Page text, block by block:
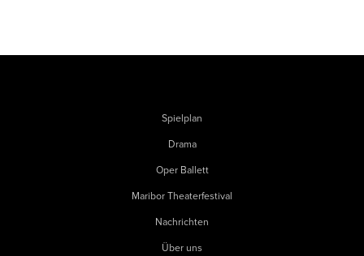
Spielplan
Drama
Oper Ballett
Maribor Theaterfestival
Nachrichten
Über uns